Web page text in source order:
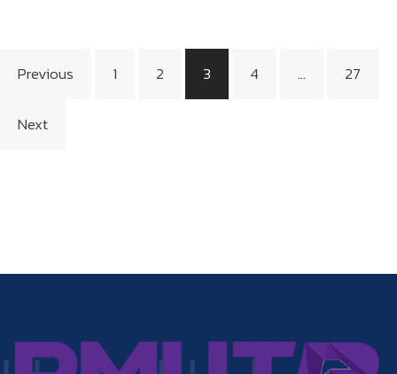
Posts
pagination
Previous 1 2 3 4 … 27
Next